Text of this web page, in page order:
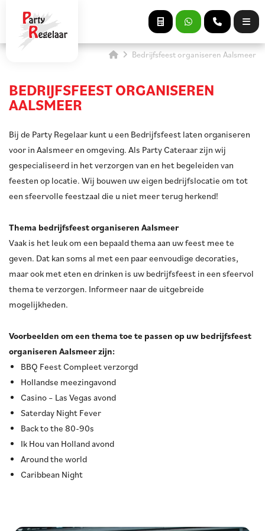
Bedrijfsfeest organiseren Aalsmeer
BEDRIJFSFEEST ORGANISEREN
AALSMEER
Bij de Party Regelaar kunt u een Bedrijfsfeest laten organiseren
voor in Aalsmeer en omgeving. Als Party Cateraar zijn wij
gespecialiseerd in het verzorgen van en het begeleiden van
feesten op locatie. Wij bouwen uw eigen bedrijfslocatie om tot
een sfeervolle feestzaal die u niet meer terug herkend!
Thema bedrijfsfeest organiseren Aalsmeer
Vaak is het leuk om een bepaald thema aan uw feest mee te
geven. Dat kan soms al met een paar eenvoudige decoraties,
maar ook met eten en drinken is uw bedrijfsfeest in een sfeervol
thema te verzorgen. Informeer naar de uitgebreide
mogelijkheden.
Voorbeelden om een thema toe te passen op uw bedrijfsfeest
organiseren Aalsmeer zijn:
BBQ Feest Compleet verzorgd
Hollandse meezingavond
Casino – Las Vegas avond
Saterday Night Fever
Back to the 80-90s
Ik Hou van Holland avond
Around the world
Caribbean Night